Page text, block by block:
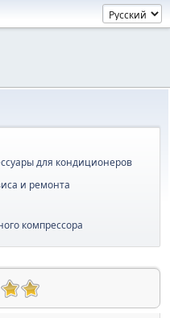
для кондиционеров
и ремонта
компрессора